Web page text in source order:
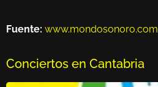
Fuente: www.mondosonoro.com
Conciertos en Cantabria